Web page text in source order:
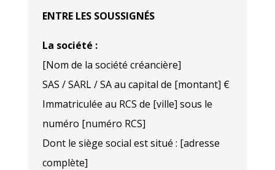
ENTRE LES SOUSSIGNÉS
La société :
[Nom de la société créancière]
SAS / SARL / SA au capital de [montant] €
Immatriculée au RCS de [ville] sous le
numéro [numéro RCS]
Dont le siège social est situé : [adresse
complète]